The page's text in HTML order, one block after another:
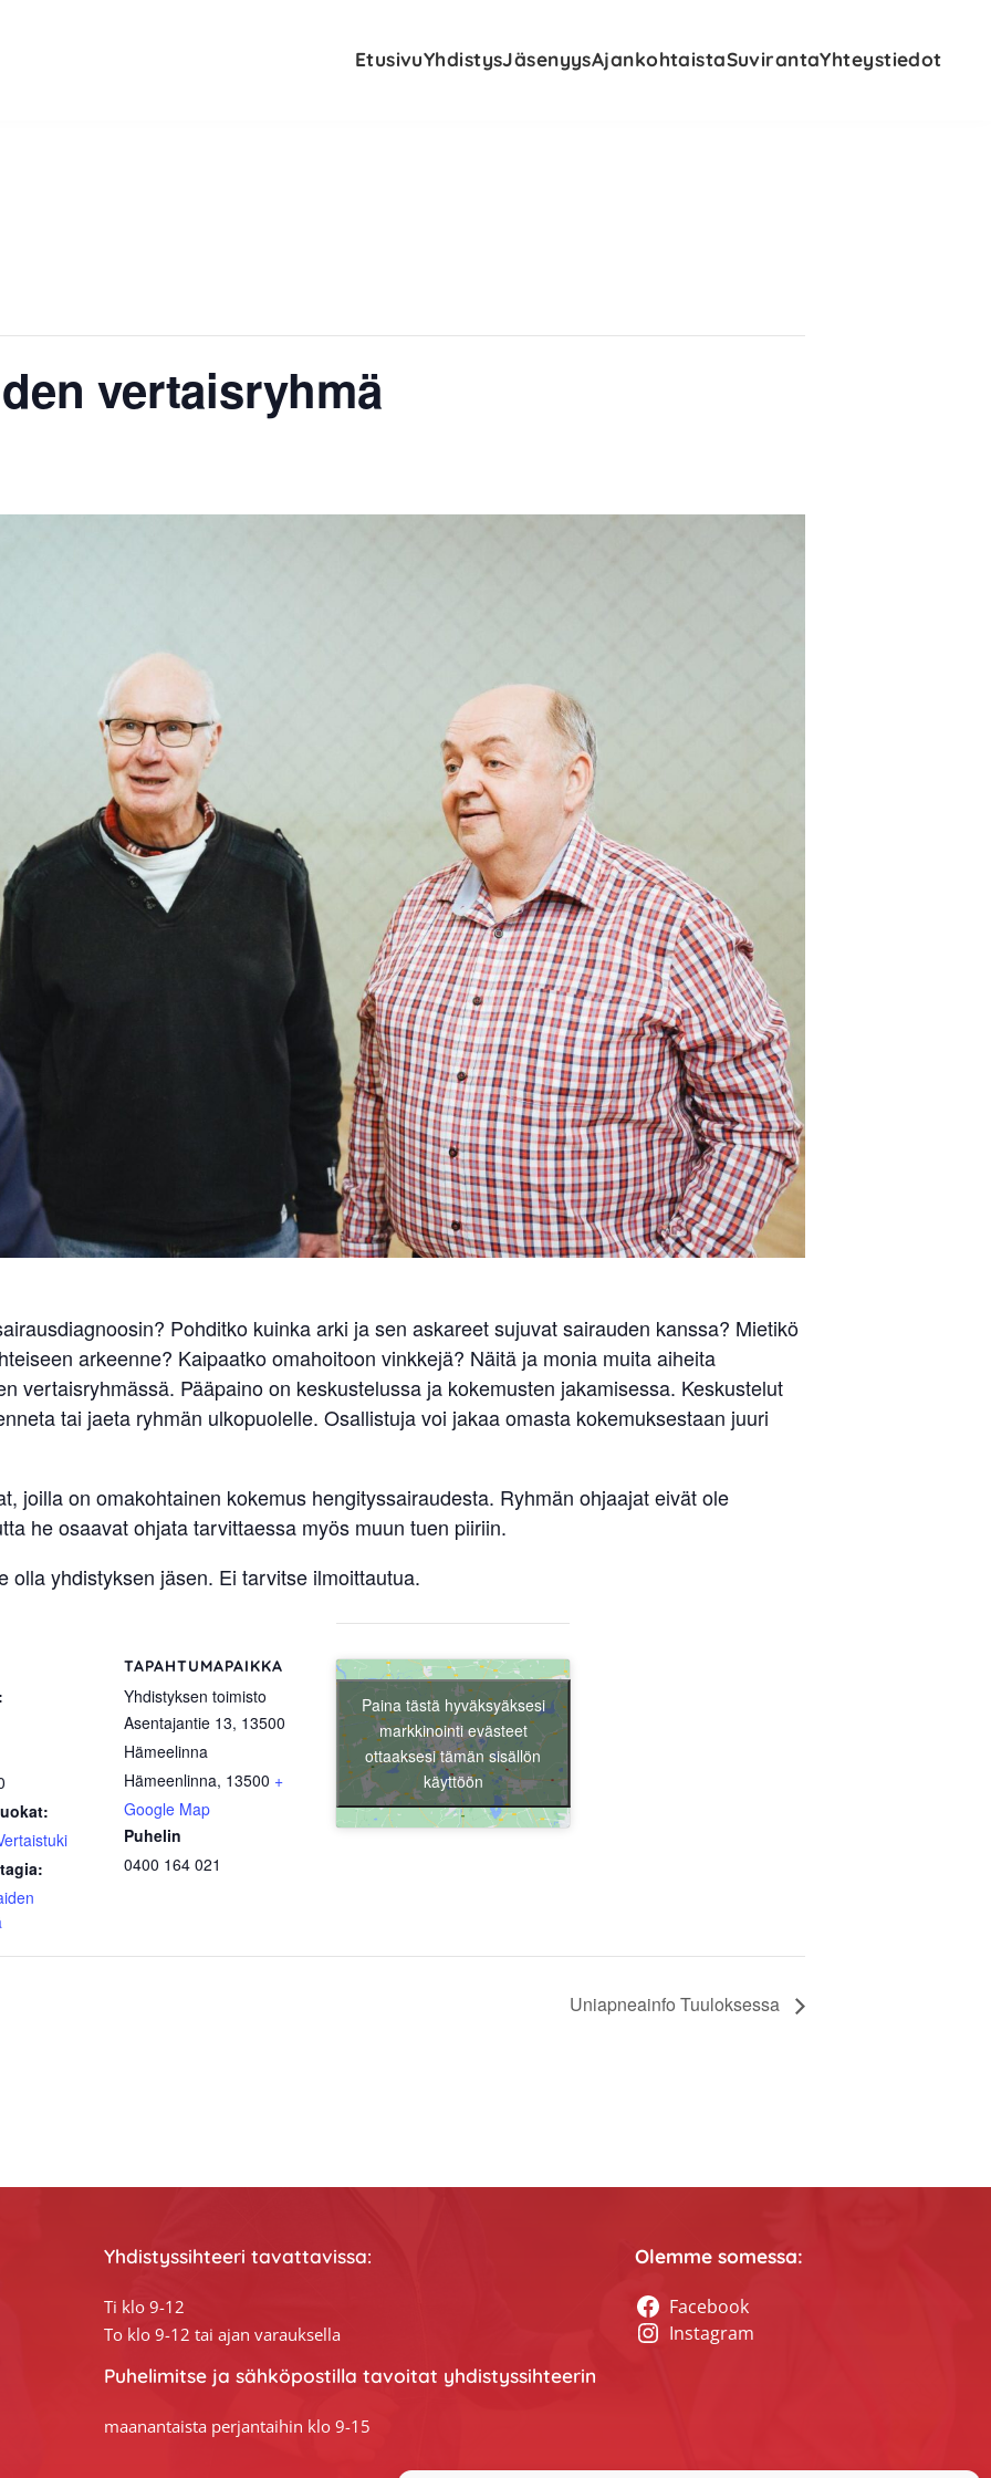
EtusivuYhdistysJäsenyysAjankohtaistaSuvirantaYhteystiedot
vertaisryhmä
Pohditko kuinka arki ja sen askareet sujuvat sairauden kanssa? Mietikö
arkeenne? Kaipaatko omahoitoon vinkkejä? Näitä ja monia muita aiheita
vertaisryhmässä. Pääpaino on keskustelussa ja kokemusten jakamisessa. Keskustelut
tai jaeta ryhmän ulkopuolelle. Osallistuja voi jakaa omasta kokemuksestaan juuri
joilla on omakohtainen kokemus hengityssairaudesta. Ryhmän ohjaajat eivät ole
he osaavat ohjata tarvittaessa myös muun tuen piiriin.
olla yhdistyksen jäsen. Ei tarvitse ilmoittautua.
TAPAHTUMAPAIKKA
Yhdistyksen toimisto
Asentajantie 13, 13500
Hämeelinna
Hämeenlinna, 13500 +
Google Map
Puhelin
0400 164 021
Paina tästä hyväksyäksesi
markkinointi evästeet
ottaaksesi tämän sisällön
käyttöön
Uniapneainfo Tuuloksessa
Yhdistyssihteeri tavattavissa:
Ti klo 9-12
To klo 9-12 tai ajan varauksella
Puhelimitse ja sähköpostilla tavoitat yhdistyssihteerin
maanantaista perjantaihin klo 9-15
Olemme somessa:
Facebook
Instagram